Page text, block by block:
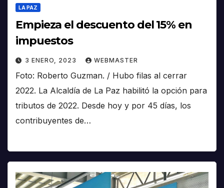
LA PAZ
Empieza el descuento del 15% en
impuestos
3 ENERO, 2023 WEBMASTER
Foto: Roberto Guzman. / Hubo filas al cerrar
2022. La Alcaldía de La Paz habilitó la opción para
tributos de 2022. Desde hoy y por 45 días, los
contribuyentes de…